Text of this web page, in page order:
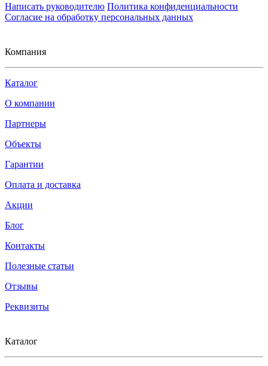
Написать руководителю Политика конфиденциальности
Согласие на обработку персональных данных
Компания
Каталог
О компании
Партнеры
Объекты
Гарантии
Оплата и доставка
Акции
Блог
Контакты
Полезные статьи
Отзывы
Реквизиты
Каталог